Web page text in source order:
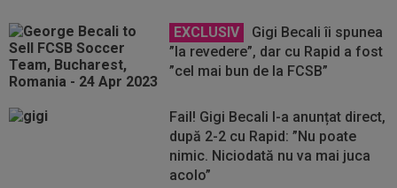
EXCLUSIV
Gigi Becali îi spunea
”la revedere”, dar cu Rapid a fost
”cel mai bun de la FCSB”
Fail! Gigi Becali l-a anunțat direct,
după 2-2 cu Rapid: ”Nu poate
nimic. Niciodată nu va mai juca
acolo”